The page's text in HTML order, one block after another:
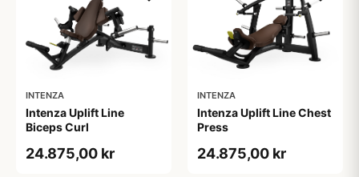
INTENZA
Intenza Uplift Line
Biceps Curl
24.875,00 kr
INTENZA
Intenza Uplift Line Chest
Press
24.875,00 kr